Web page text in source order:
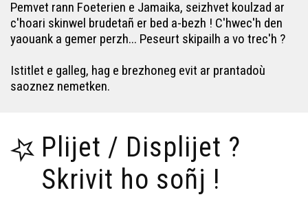
Pemvet rann Foeterien e Jamaika, seizhvet koulzad ar
c'hoari skinwel brudetañ er bed a-bezh ! C'hwec'h den
yaouank a gemer perzh... Peseurt skipailh a vo trec'h ?
Istitlet e galleg, hag e brezhoneg evit ar prantadoù
saoznez nemetken.
Plijet / Displijet ?
Skrivit ho soñj !